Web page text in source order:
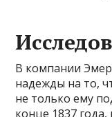
В компании
надежды на то,
не только ему
конце 1837